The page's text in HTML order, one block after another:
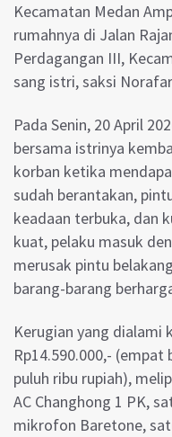
Kecamatan Medan
rumahnya di Jalan
Perdagangan III,
sang istri, saksi
Pada Senin, 20 April
bersama istrinya
korban ketika
sudah berantakan,
keadaan terbuka, dan
kuat, pelaku masuk
merusak pintu
barang-barang
Kerugian yang dialami
Rp14.590.000,-
puluh ribu rupiah),
AC Changhong 1 PK,
mikrofon Baretone,